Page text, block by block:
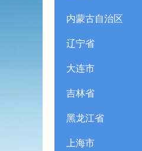
内蒙古自治区
辽宁省
大连市
吉林省
黑龙江省
上海市